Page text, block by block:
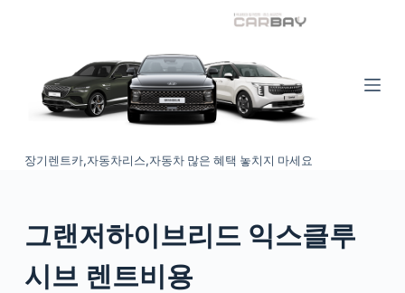
c
n
장기렌트카,자동차리스,자동차 많은 혜택 놓치지 마세요
그랜저하이브리드 익스클루
시브 렌트비용